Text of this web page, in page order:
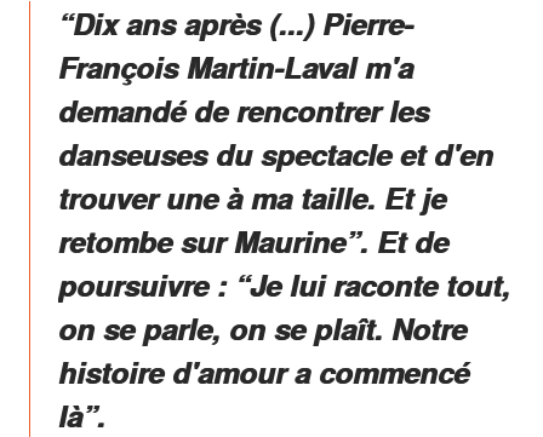
“Dix ans après (...) Pierre-
François Martin-Laval m'a
demandé de rencontrer les
danseuses du spectacle et d'en
trouver une à ma taille. Et je
retombe sur Maurine”. Et de
poursuivre : “Je lui raconte tout,
on se parle, on se plaît. Notre
histoire d'amour a commencé
là”.